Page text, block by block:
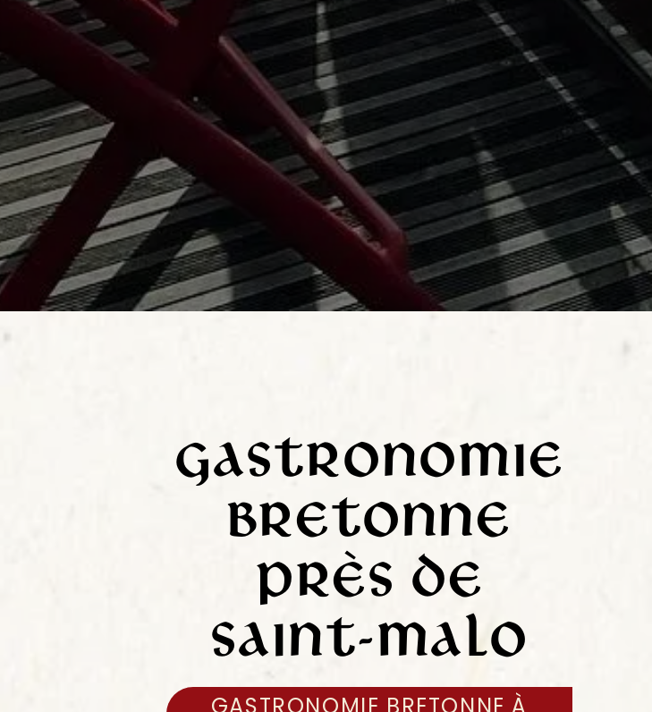
Gastronomie
bretonne
près de
Saint-Malo